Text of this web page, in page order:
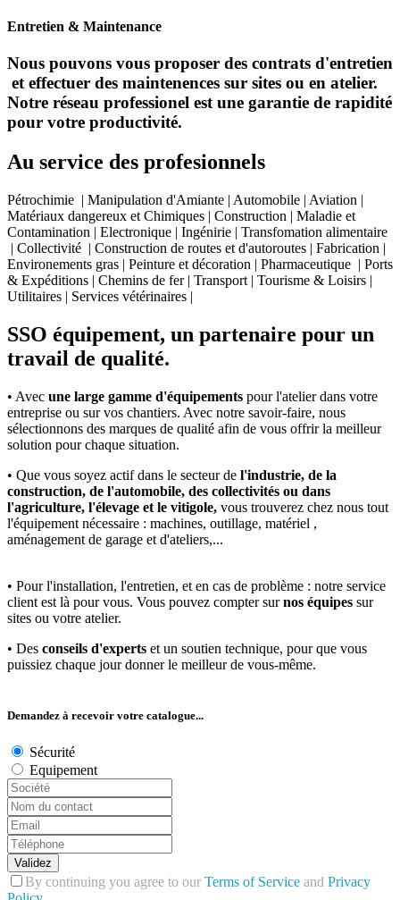
Entretien & Maintenance
Nous pouvons vous proposer des contrats d'entretien
et effectuer des maintenences sur sites ou en atelier.
Notre réseau professionel est une garantie de rapidité
pour votre productivité.
Au service des profesionnels
Pétrochimie | Manipulation d'Amiante | Automobile | Aviation |
Matériaux dangereux et Chimiques | Construction | Maladie et
Contamination | Electronique | Ingénirie | Transfomation alimentaire
| Collectivité | Construction de routes et d'autoroutes | Fabrication |
Environements gras | Peinture et décoration | Pharmaceutique | Ports
& Expéditions | Chemins de fer | Transport | Tourisme & Loisirs |
Utilitaires | Services vétérinaires |
SSO équipement, un partenaire pour un
travail de qualité.
• Avec une large gamme d'équipements pour l'atelier dans votre
entreprise ou sur vos chantiers. Avec notre savoir-faire, nous
sélectionnons des marques de qualité afin de vous offrir la meilleur
solution pour chaque situation.
• Que vous soyez actif dans le secteur de l'industrie, de la
construction, de l'automobile, des collectivités ou dans
l'agriculture, l'élevage et le vitigole, vous trouverez chez nous tout
l'équipement nécessaire : machines, outillage, matériel ,
aménagement de garage et d'ateliers,...
• Pour l'installation, l'entretien, et en cas de problème : notre service
client est là pour vous. Vous pouvez compter surnos équipes sur
sites ou votre atelier.
• Des conseils d'experts et un soutien technique, pour que vous
puissiez chaque jour donner le meilleur de vous-même.
Demandez à recevoir votre catalogue...
Sécurité
Equipement
Validez
By continuing you agree to our Terms of Service and Privacy